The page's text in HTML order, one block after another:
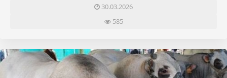
30.03.2026
585